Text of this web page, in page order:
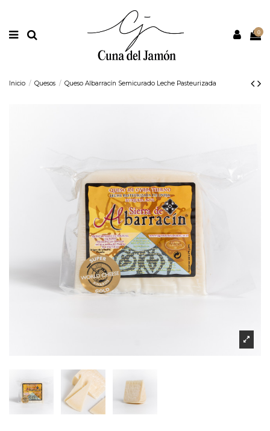
web
accesibilidad.
0
Inicio Quesos Queso Albarracín Semicurado Leche Pasteurizada